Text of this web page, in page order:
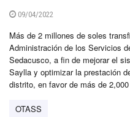
09/04/2022
Más de 2 millones de soles
Administración de los Servicios
Sedacusco, a fin de mejorar el
Saylla y optimizar la prestación
distrito, en favor de más de
OTASS